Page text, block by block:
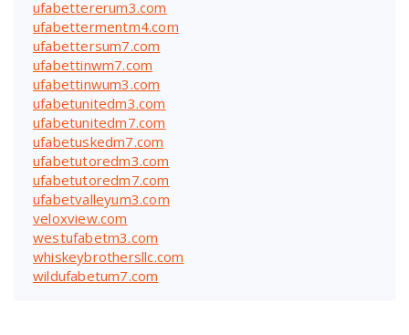
ufabettererum3.com
ufabettermentm4.com
ufabettersum7.com
ufabettinwm7.com
ufabettinwum3.com
ufabetunitedm3.com
ufabetunitedm7.com
ufabetuskedm7.com
ufabetutoredm3.com
ufabetutoredm7.com
ufabetvalleyum3.com
veloxview.com
westufabetm3.com
whiskeybrothersllc.com
wildufabetum7.com